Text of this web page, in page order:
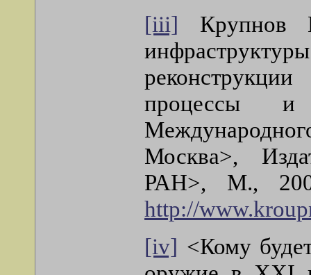
[iii] Крупнов
процессы
Москва>,
РАН>, М.,
http://
[iv] <Кому